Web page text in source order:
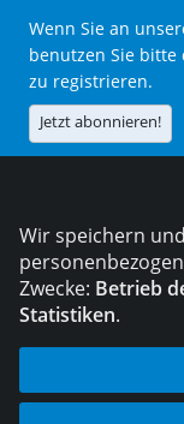
Wenn Sie an
benutzen Sie bitte
zu registrieren.
Jetzt abonnieren!
Wir speichern
Zwecke: Betrieb
Statistiken.